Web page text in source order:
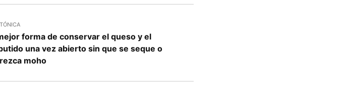
forma de conservar el queso y el
una vez abierto sin que se seque o
moho